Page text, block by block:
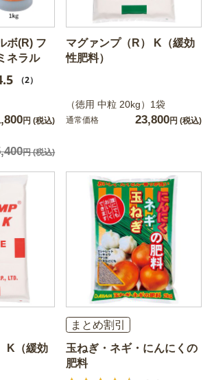
ボ(R) フ
ネラル
（2）
円 (税込)
円(税込)
マグァンプ（R） K（緩効
性肥料）
（徳用 中粒 20kg）1袋
通常価格 23,800円 (税込)
K（緩効
まとめ割引
玉ねぎ・ネギ・にんにくの
肥料